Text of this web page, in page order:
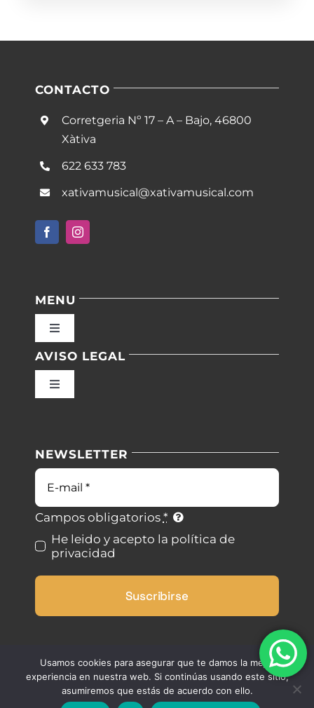
CONTACTO
Corretgeria Nº 17 – A – Bajo, 46800
Xàtiva
622 633 783
xativamusical@xativamusical.com
MENU
Toggle
Inicio
Blog
Contacto
AVISO LEGAL
Toggle
Condiciones de uso
Ley de cookies
Desistimiento
NEWSLETTER
Correo
electrónico
Campos obligatorios *
He leido y acepto la política de
privacidad
Suscribirse
Usamos cookies para asegurar que te damos la mejor
experiencia en nuestra web. Si continúas usando este sitio,
asumiremos que estás de acuerdo con ello.